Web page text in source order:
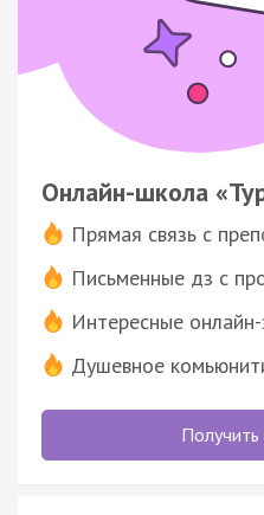
Онлайн-школа
Прямая связь с
Письменные дз с
Интересные
Душевное